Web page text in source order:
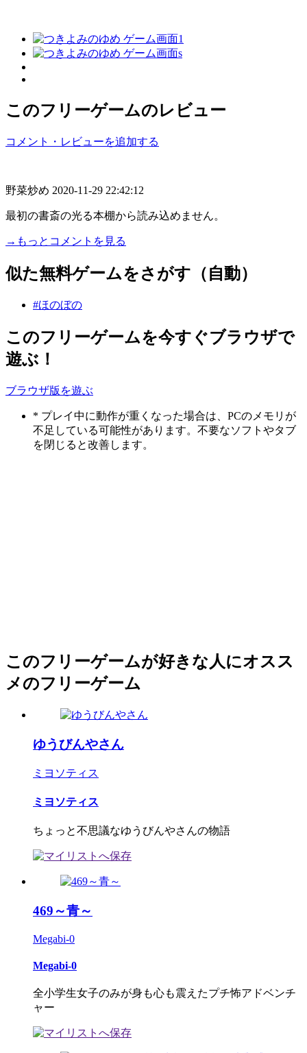
このフリーゲームのレビュー
コメント・レビューを追加する
野菜炒め 2020-11-29 22:42:12
最初の書斎の光る本棚から読み込めません。
→もっとコメントを見る
似た無料ゲームをさがす（自動）
#ほのぼの
このフリーゲームを今すぐブラウザで
遊ぶ！
ブラウザ版を遊ぶ
* プレイ中に動作が重くなった場合は、PCのメモリが
不足している可能性があります。不要なソフトやタブ
を閉じると改善します。
このフリーゲームが好きな人にオスス
メのフリーゲーム
ゆうびんやさん
ミヨソティス
ミヨソティス
ちょっと不思議なゆうびんやさんの物語
469～青～
Megabi-0
Megabi-0
全小学生女子のみが身も心も震えたプチ怖アドベンチ
ャー